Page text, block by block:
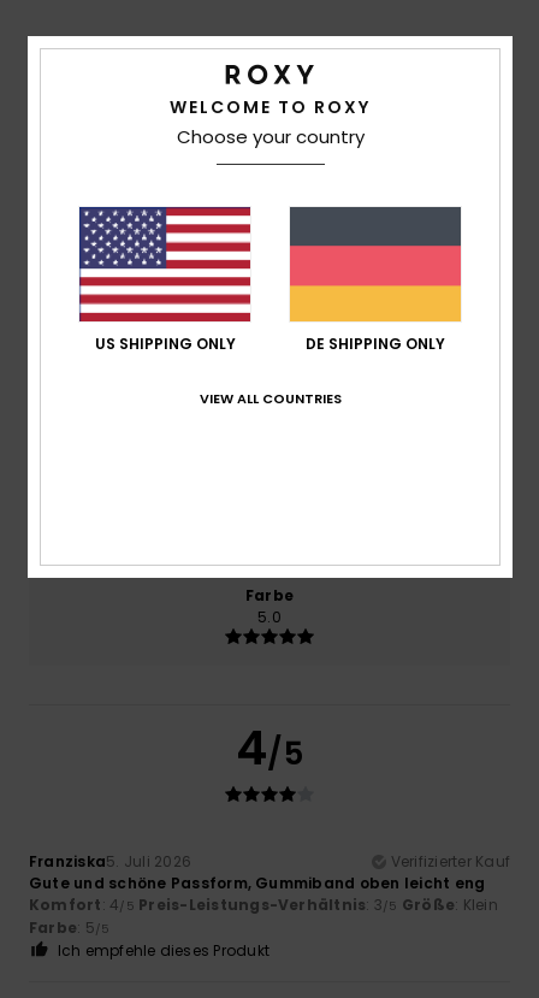
Durchschnittliche Bewertung
4.5 /5
100% unserer Kunden empfehlen dieses Produkt
Komfort
Preis-Leistungs-Verhältnis
Farbe
5.0
4/5
Franziska5. Juli 2026
Verifizierter Kauf
Gute und schöne Passform, Gummiband oben leicht eng
Komfort: 4/5 Preis-Leistungs-Verhältnis: 3/5 Größe: Klein
Farbe: 5/5
Ich empfehle dieses Produkt
WELCOME TO ROXY
Choose your country
US SHIPPING ONLY DE SHIPPING ONLY
VIEW ALL COUNTRIES